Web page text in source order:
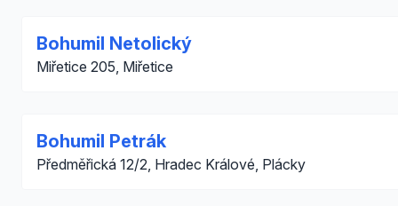
Bohumil Netolický
Miřetice 205, Miřetice
Bohumil Petrák
Předměřická 12/2, Hradec Králové, Plácky